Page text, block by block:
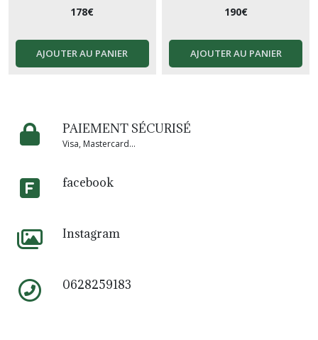
178€
AJOUTER AU PANIER
190€
AJOUTER AU PANIER
PAIEMENT SÉCURISÉ
Visa, Mastercard...
facebook
Instagram
0628259183